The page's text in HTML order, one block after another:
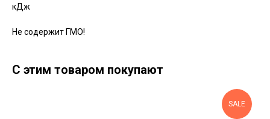
кДж
Не содержит ГМО!
С этим товаром покупают
SALE